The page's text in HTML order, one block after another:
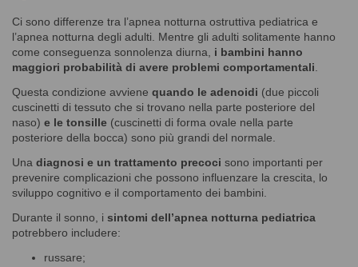
Ci sono differenze tra l’apnea notturna ostruttiva pediatrica e
l’apnea notturna degli adulti. Mentre gli adulti solitamente hanno
come conseguenza sonnolenza diurna, i bambini hanno
maggiori probabilità di avere problemi comportamentali
Questa condizione avviene quando le adenoidi (due piccoli
cuscinetti di tessuto che si trovano nella parte posteriore del
naso) e le tonsille (cuscinetti di forma ovale nella parte
posteriore della bocca) sono più grandi del normale.
Una diagnosi e un trattamento precoci sono importanti per
prevenire complicazioni che possono influenzare la crescita, lo
sviluppo cognitivo e il comportamento dei bambini.
Durante il sonno, i sintomi dell’apnea notturna pediatrica
potrebbero includere:
russare;